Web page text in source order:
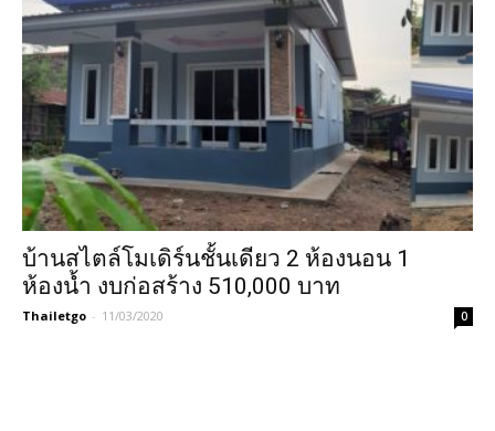
บ้านสไตล์โมเดิร์นชั้นเดียว 2 ห้องนอน 1
ห้องน้ำ งบก่อสร้าง 510,000 บาท
Thailetgo - 11/03/2020 0